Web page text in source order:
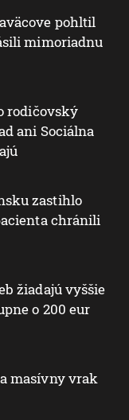
pohltil
mimoriadnu
rodičovský
ani Sociálna
zastihlo
chránili
žiadajú vyššie
o 200 eur
masívny vrak